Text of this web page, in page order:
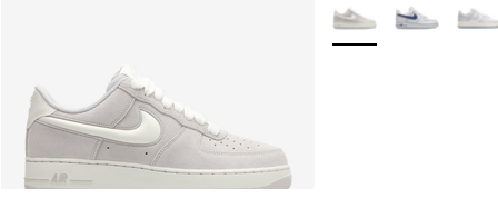
Meer kleuren